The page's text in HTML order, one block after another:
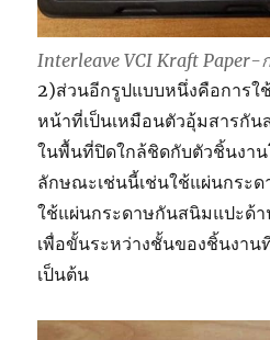
Interleave VCI Kraft
2)ส่วนอีกรูปแบบหนึ่งคือการใ
หน้าที่เป็นเหมือนตัวอุ้มสารกัน
ในพื้นที่ปิดใกล้ชิดกับตัวชิ้นงาน
ลักษณะเช่นนี้เช่นใช้แผ่นกระ
ใช้แผ่นกระดาษกันสนิมแปะด้
เพื่อขั้นระหว่างชั้นของชิ้นงาน
เป็นต้น